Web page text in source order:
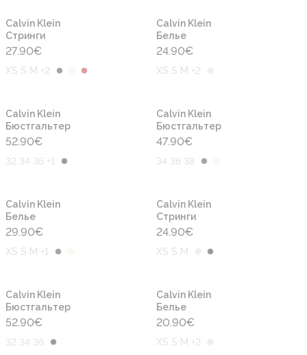
Calvin Klein
Cтринги
27.90€
XS S M +2
Calvin Klein
Белье
24.90€
XS S M +2
Calvin Klein
Бюстгальтер
52.90€
32 34 36 +1
Calvin Klein
Бюстгальтер
47.90€
34 36 38
Calvin Klein
Белье
29.90€
XS S M +1
Calvin Klein
Cтринги
24.90€
XS S M
Calvin Klein
Бюстгальтер
52.90€
32 34 36
Calvin Klein
Белье
20.90€
XS S M +2